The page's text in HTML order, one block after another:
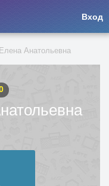
Вход
Анатольевна